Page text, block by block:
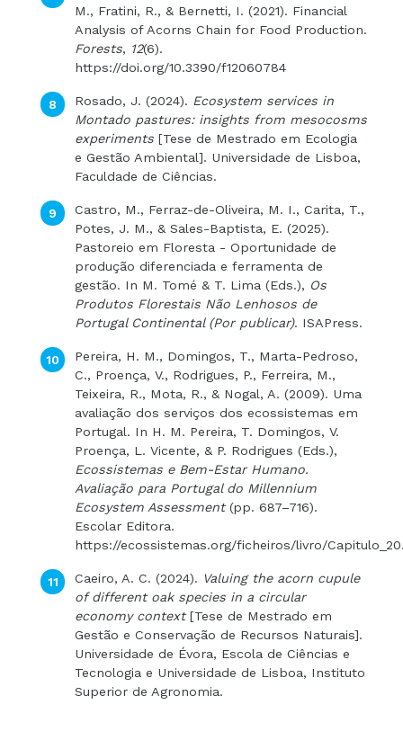
M., Fratini, R., & Bernetti, I. (2021). Financial
Analysis of Acorns Chain for Food Production.
Forests, 12(6).
https://doi.org/10.3390/f12060784
Rosado, J. (2024). Ecosystem services in
Montado pastures: insights from mesocosms
experiments[Tese de Mestrado em Ecologia
e Gestão Ambiental]. Universidade de Lisboa,
Faculdade de Ciências.
Castro, M., Ferraz-de-Oliveira, M. I., Carita, T.,
Potes, J. M., & Sales-Baptista, E. (2025).
Pastoreio em Floresta - Oportunidade de
produção diferenciada e ferramenta de
gestão. In M. Tomé & T. Lima (Eds.), Os
Produtos Florestais Não Lenhosos de
Portugal Continental (Por publicar). ISAPress.
Pereira, H. M., Domingos, T., Marta-Pedroso,
C., Proença, V., Rodrigues, P., Ferreira, M.,
Teixeira, R., Mota, R., & Nogal, A. (2009). Uma
avaliação dos serviços dos ecossistemas em
Portugal. In H. M. Pereira, T. Domingos, V.
Proença, L. Vicente, & P. Rodrigues (Eds.),
Ecossistemas e Bem-Estar Humano.
Avaliação para Portugal do Millennium
Ecosystem Assessment(pp. 687–716).
Escolar Editora.
https://ecossistemas.org/ficheiros/livro/
Caeiro, A. C. (2024). Valuing the acorn cupule
of different oak species in a circular
economy context[Tese de Mestrado em
Gestão e Conservação de Recursos Naturais].
Universidade de Évora, Escola de Ciências e
Tecnologia e Universidade de Lisboa, Instituto
Superior de Agronomia.